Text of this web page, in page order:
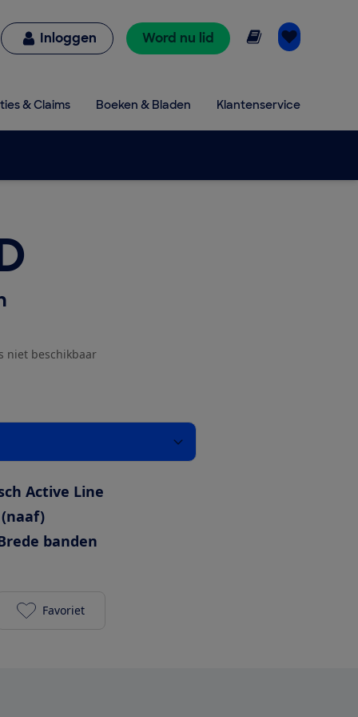
Inloggen Word nu lid Online lezen
& Claims Boeken & Bladen Klantenservice
niet beschikbaar
Active Line
banden
Dutch ID Infinity 40 500Wh toevoegen aan je
Favoriet